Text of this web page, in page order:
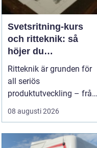
Svetsritning-kurs
och ritteknik: så
höjer du
kompetensen i hela
produktionskedjan
Ritteknik är grunden för
all seriös
produktutveckling – från
enkla förband till
komplexa
När ritningen är
08 augusti 2026